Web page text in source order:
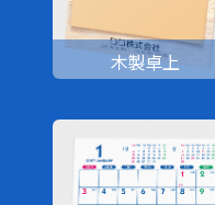
木製卓上